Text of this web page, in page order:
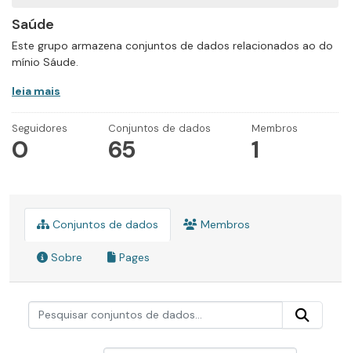
Saúde
Este grupo armazena conjuntos de dados relacionados ao do
mínio Sáude.
leia mais
Seguidores
0
Conjuntos de dados
65
Membros
1
Conjuntos de dados Membros
Sobre Pages